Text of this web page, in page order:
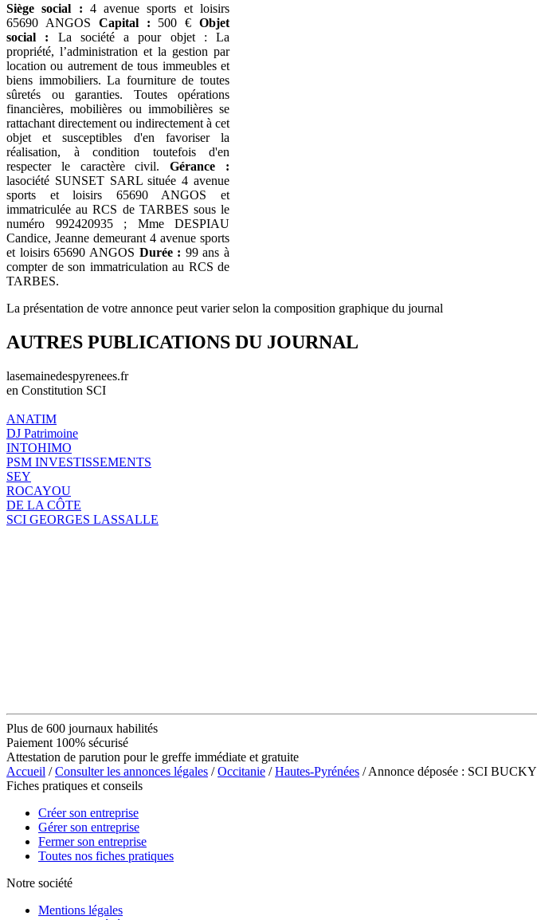
Siège social : 4 avenue sports et loisirs
65690 ANGOS Capital : 500 €Objet
social : La société a pour objet : La
propriété, l’administration et la gestion par
location ou autrement de tous immeubles et
biens immobiliers. La fourniture de toutes
sûretés ou garanties. Toutes opérations
financières, mobilières ou immobilières se
rattachant directement ou indirectement à cet
objet et susceptibles d'en favoriser la
réalisation, à condition toutefois d'en
respecter le caractère civil.Gérance :
lasociété SUNSET SARL située 4 avenue
sports et loisirs 65690 ANGOS et
immatriculée au RCS de TARBES sous le
numéro 992420935 ; Mme DESPIAU
Candice, Jeanne demeurant 4 avenue sports
et loisirs 65690 ANGOS Durée : 99 ans à
compter de son immatriculation au RCS de
TARBES.
La présentation de votre annonce peut varier selon la composition graphique du journal
AUTRES PUBLICATIONS DU JOURNAL
lasemainedespyrenees.fr
en Constitution SCI
ANATIM
DJ Patrimoine
INTOHIMO
PSM INVESTISSEMENTS
SEY
ROCAYOU
DE LA CÔTE
SCI GEORGES LASSALLE
Plus de 600 journaux habilités
Paiement 100% sécurisé
Attestation de parution pour le greffe immédiate et gratuite
Accueil /Consulter les annonces légales /Occitanie /Hautes-Pyrénées / Annonce déposée : SCI BUCKY
Fiches pratiques et conseils
Créer son entreprise
Gérer son entreprise
Fermer son entreprise
Toutes nos fiches pratiques
Notre société
Mentions légales